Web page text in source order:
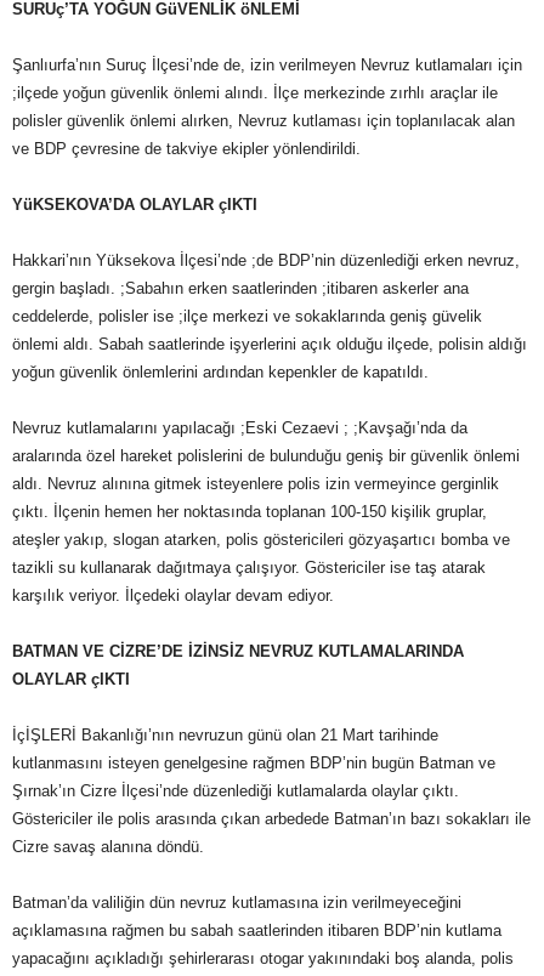
SURUç’TA YOĞUN GüVENLİK öNLEMİ
Şanlıurfa’nın Suruç İlçesi’nde de, izin verilmeyen Nevruz kutlamaları için
;ilçede yoğun güvenlik önlemi alındı. İlçe merkezinde zırhlı araçlar ile
polisler güvenlik önlemi alırken, Nevruz kutlaması için toplanılacak alan
ve BDP çevresine de takviye ekipler yönlendirildi.
YüKSEKOVA’DA OLAYLAR çIKTI
Hakkari’nın Yüksekova İlçesi’nde ;de BDP’nin düzenlediği erken nevruz,
gergin başladı. ;Sabahın erken saatlerinden ;itibaren askerler ana
ceddelerde, polisler ise ;ilçe merkezi ve sokaklarında geniş güvelik
önlemi aldı. Sabah saatlerinde işyerlerini açık olduğu ilçede, polisin aldığı
yoğun güvenlik önlemlerini ardından kepenkler de kapatıldı.
Nevruz kutlamalarını yapılacağı ;Eski Cezaevi ; ;Kavşağı’nda da
aralarında özel hareket polislerini de bulunduğu geniş bir güvenlik önlemi
aldı. Nevruz alınına gitmek isteyenlere polis izin vermeyince gerginlik
çıktı. İlçenin hemen her noktasında toplanan 100-150 kişilik gruplar,
ateşler yakıp, slogan atarken, polis göstericileri gözyaşartıcı bomba ve
tazikli su kullanarak dağıtmaya çalışıyor. Göstericiler ise taş atarak
karşılık veriyor. İlçedeki olaylar devam ediyor.
BATMAN VE CİZRE’DE İZİNSİZ NEVRUZ KUTLAMALARINDA
OLAYLAR çIKTI
İçİŞLERİ Bakanlığı’nın nevruzun günü olan 21 Mart tarihinde
kutlanmasını isteyen genelgesine rağmen BDP’nin bugün Batman ve
Şırnak’ın Cizre İlçesi’nde düzenlediği kutlamalarda olaylar çıktı.
Göstericiler ile polis arasında çıkan arbedede Batman’ın bazı sokakları ile
Cizre savaş alanına döndü.
Batman’da valiliğin dün nevruz kutlamasına izin verilmeyeceğini
açıklamasına rağmen bu sabah saatlerinden itibaren BDP’nin kutlama
yapacağını açıkladığı şehirlerarası otogar yakınındaki boş alanda, polis